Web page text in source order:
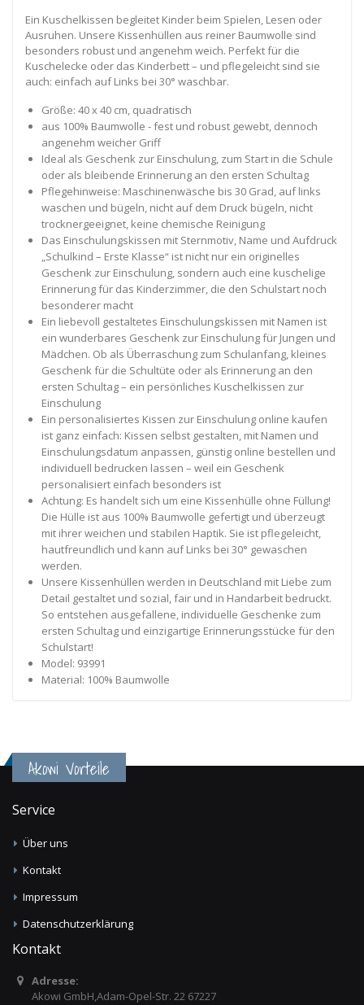
Ein Kuschelkissen begleitet Kinder beim Spielen, Lesen oder
Ausruhen. Unsere Kissenhüllen aus reiner Baumwolle sind
besonders robust und angenehm weich. Perfekt für die
Kuschelecke oder das Kinderbett – und pflegeleicht sind sie
auch: einfach auf Links bei 30° waschbar.
Größe: 40 x 40 cm, quadratisch
aus 100% Baumwolle - fest und robust gewebt, dennoch
angenehm weicher Griff
Ideal als Geschenk zur Einschulung, zum Start in die Schule
oder als bleibende Erinnerung an den ersten Schultag
Pflegehinweise: Maschinenwäsche bis 30 Grad, auf links
waschen und bügeln, nicht auf dem Druck bügeln, nicht
trocknergeeignet, keine chemische Reinigung
Das Einschulungskissen mit Sternmotiv, Name und Aufdruck
„Schulkind – Erste Klasse“ ist nicht nur ein originelles
Geschenk zur Einschulung, sondern auch eine kuschelige
Erinnerung für das Kinderzimmer, die den Schulstart noch
besonderer macht
Ein liebevoll gestaltetes Einschulungskissen mit Namen ist
ein wunderbares Geschenk zur Einschulung für Jungen und
Mädchen. Ob als Überraschung zum Schulanfang, kleines
Geschenk für die Schultüte oder als Erinnerung an den
ersten Schultag – ein persönliches Kuschelkissen zur
Einschulung
Ein personalisiertes Kissen zur Einschulung online kaufen
ist ganz einfach: Kissen selbst gestalten, mit Namen und
Einschulungsdatum anpassen, günstig online bestellen und
individuell bedrucken lassen – weil ein Geschenk
personalisiert einfach besonders ist
Achtung: Es handelt sich um eine Kissenhülle ohne Füllung!
Die Hülle ist aus 100% Baumwolle gefertigt und überzeugt
mit ihrer weichen und stabilen Haptik. Sie ist pflegeleicht,
hautfreundlich und kann auf Links bei 30° gewaschen
werden.
Unsere Kissenhüllen werden in Deutschland mit Liebe zum
Detail gestaltet und sozial, fair und in Handarbeit bedruckt.
So entstehen ausgefallene, individuelle Geschenke zum
ersten Schultag und einzigartige Erinnerungsstücke für den
Schulstart!
Model: 93991
Material: 100% Baumwolle
Akowi Vorteile
Service
Über uns
Kontakt
Impressum
Datenschutzerklärung
Kontakt
Adresse:
Akowi GmbH,Adam-Opel-Str. 22 67227